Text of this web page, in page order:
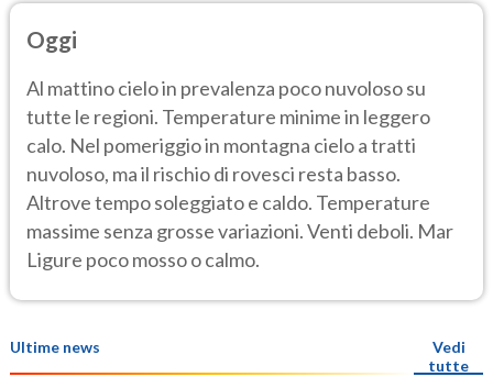
Oggi
Al mattino cielo in prevalenza poco nuvoloso su
tutte le regioni. Temperature minime in leggero
calo. Nel pomeriggio in montagna cielo a tratti
nuvoloso, ma il rischio di rovesci resta basso.
Altrove tempo soleggiato e caldo. Temperature
massime senza grosse variazioni. Venti deboli. Mar
Ligure poco mosso o calmo.
Ultime news
Vedi
tutte